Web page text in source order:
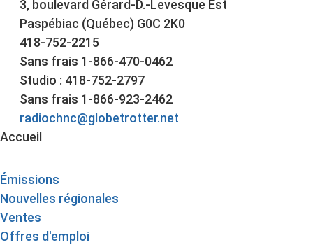
3, boulevard Gérard-D.-Levesque Est
Paspébiac (Québec) G0C 2K0
418-752-2215
Sans frais 1-866-470-0462
Studio : 418-752-2797
Sans frais 1-866-923-2462
radiochnc@globetrotter.net
Accueil
Émissions
Nouvelles régionales
Ventes
Offres d'emploi